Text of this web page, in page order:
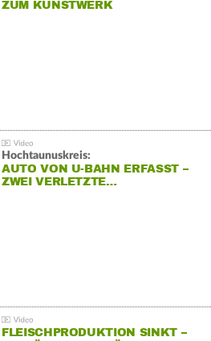
ZUM KUNSTWERK
Hochtaunuskreis:
AUTO VON U-BAHN ERFASST –
ZWEI VERLETZTE…
FLEISCHPRODUKTION SINKT –